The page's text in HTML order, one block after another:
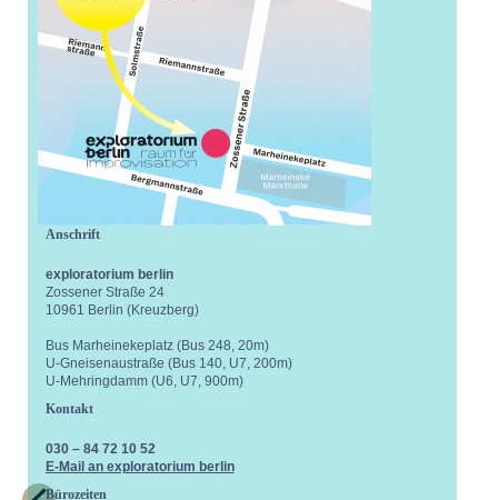
Anschrift
exploratorium berlin
Zossener Straße 24
10961 Berlin (Kreuzberg)
Bus Marheinekeplatz (Bus 248, 20m)
U-Gneisenaustraße (Bus 140, U7, 200m)
U-Mehringdamm (U6, U7, 900m)
Kontakt
030 – 84 72 10 52
E-Mail an exploratorium berlin
Bürozeiten